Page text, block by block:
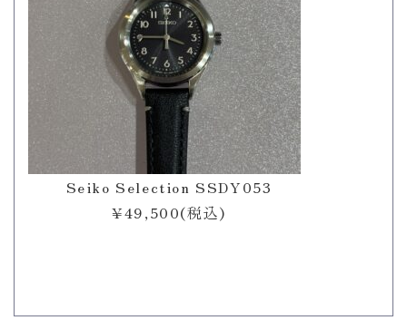
Seiko Selection SSDY053
¥49,500(税込)